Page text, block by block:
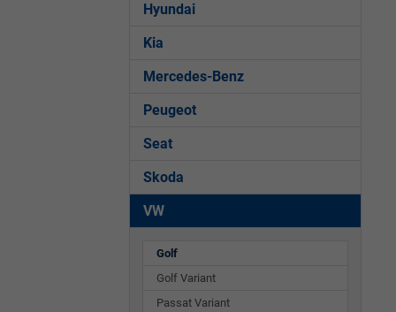
Hyundai
Kia
Mercedes-Benz
Peugeot
Seat
Skoda
VW
Golf
Golf Variant
Passat Variant